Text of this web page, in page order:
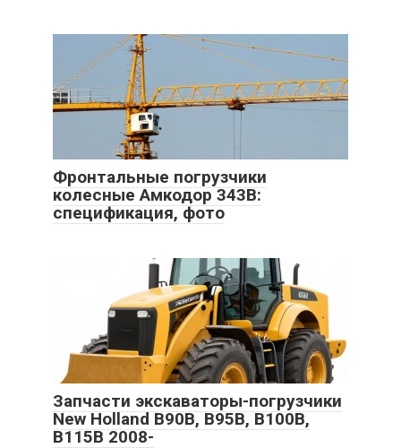
Фронтальные погрузчики
колесные Амкодор 343В:
спецификация, фото
Запчасти экскаваторы-погрузчики
New Holland B90B, B95B, B100B,
B115B 2008-